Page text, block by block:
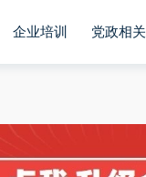
企业培训 党政相关